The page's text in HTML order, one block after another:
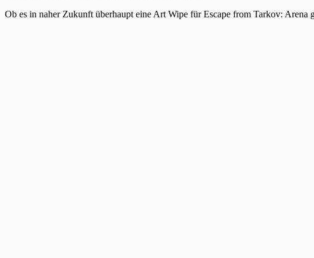
Ob es in naher Zukunft überhaupt eine Art Wipe für Escape from Tarkov: Arena